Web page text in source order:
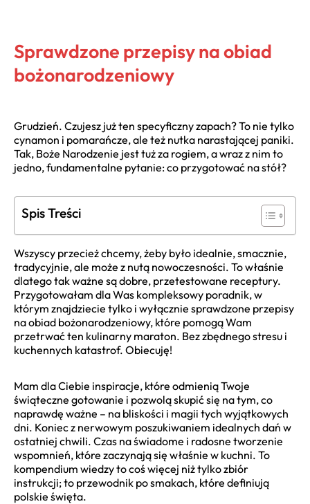
Sprawdzone przepisy na obiad
bożonarodzeniowy
Grudzień. Czujesz już ten specyficzny zapach? To nie tylko
cynamon i pomarańcze, ale też nutka narastającej paniki.
Tak, Boże Narodzenie jest tuż za rogiem, a wraz z nim to
jedno, fundamentalne pytanie: co przygotować na stół?
Spis Treści
Wszyscy przecież chcemy, żeby było idealnie, smacznie,
tradycyjnie, ale może z nutą nowoczesności. To właśnie
dlatego tak ważne są dobre, przetestowane receptury.
Przygotowałam dla Was kompleksowy poradnik, w
którym znajdziecie tylko i wyłącznie sprawdzone przepisy
na obiad bożonarodzeniowy, które pomogą Wam
przetrwać ten kulinarny maraton. Bez zbędnego stresu i
kuchennych katastrof. Obiecuję!
Mam dla Ciebie inspiracje, które odmienią Twoje
świąteczne gotowanie i pozwolą skupić się na tym, co
naprawdę ważne – na bliskości i magii tych wyjątkowych
dni. Koniec z nerwowym poszukiwaniem idealnych dań w
ostatniej chwili. Czas na świadome i radosne tworzenie
wspomnień, które zaczynają się właśnie w kuchni. To
kompendium wiedzy to coś więcej niż tylko zbiór
instrukcji; to przewodnik po smakach, które definiują
polskie święta.